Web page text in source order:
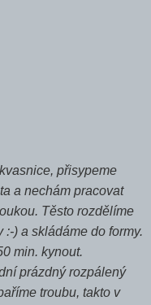
přisypeme
a nechám pracovat
Těsto rozdělíme
) a skládáme do formy.
min. kynout.
prázdný rozpálený
troubu, takto v